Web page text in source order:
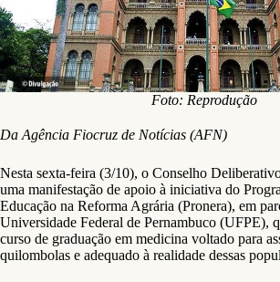
Foto: Reprodução
Da Agência Fiocruz de Notícias (AFN)
Nesta sexta-feira (3/10), o Conselho
uma manifestação de apoio à iniciativa do
Educação na Reforma Agrária (Pronera), em
Universidade Federal de Pernambuco (UFPE),
curso de graduação em medicina voltado para
quilombolas e adequado à realidade dessas